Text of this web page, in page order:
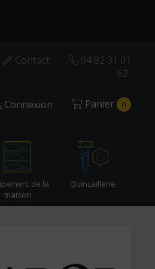
Contact
04 82 31 01
62
Connexion Panier 0
de la
maison
Quincaillerie